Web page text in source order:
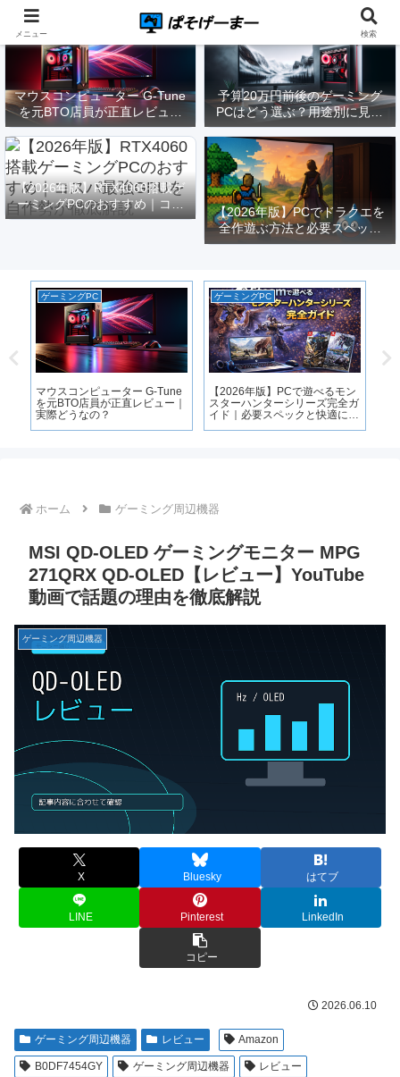
マウスコンピューター G-Tune
を元BTO店員が正直レビュー
｜実際どうなの？
予算20万円前後のゲーミング
PCはどう選ぶ？用途別に見る
構成と注意点【2026年版】
【2026年版】RTX4060搭載ゲ
ーミングPCのおすすめ｜コス
パ最強GPUを自作勢が徹底解
【2026年版】PCでドラクエを
全作遊ぶ方法と必要スペック
｜FF14勢がまとめてみた
ゲーミングPC
マウスコンピューター G-Tune
を元BTO店員が正直レビュー｜
実際どうなの？
ゲーミングPC
【2026年版】PCで遊べるモン
スターハンターシリーズ完全ガ
イド｜必要スペックと快適に遊
ホーム ゲーミング周辺機器
MSI QD-OLED ゲーミングモニター MPG
271QRX QD-OLED【レビュー】YouTube
動画で話題の理由を徹底解説
ゲーミング周辺機器
X Bluesky はてブ
LINE Pinterest LinkedIn
コピー
2026.06.10
ゲーミング周辺機器 レビュー Amazon
B0DF7454GY ゲーミング周辺機器 レビュー
メニュー 検索